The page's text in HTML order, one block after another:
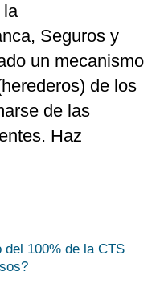
la
Seguros y
un mecanismo
de los
de las
Haz
100% de la CTS